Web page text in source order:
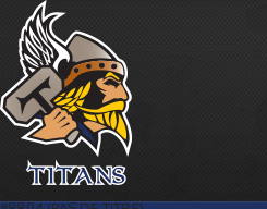
Victoire de caractere des Titans | Titans
de témiscaming